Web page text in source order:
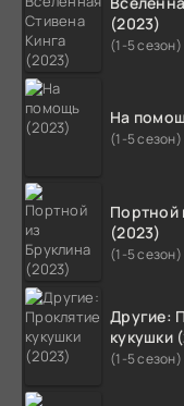
(2023)
(1-5 сезон)
На
(1-5 сезон)
Портной
(2023)
(1-5 сезон)
Другие:
кукушки
(1-5 сезон)